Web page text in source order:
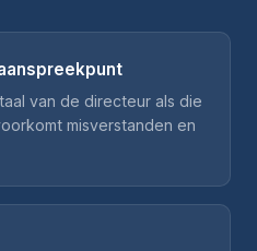
van de directeur als die
misverstanden en